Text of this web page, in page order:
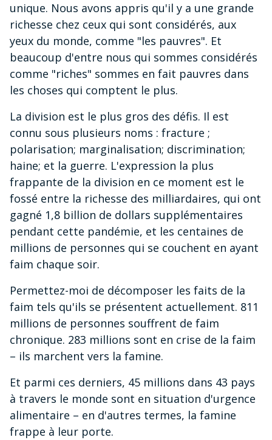
unique. Nous avons appris qu'il y a une grande
richesse chez ceux qui sont considérés, aux
yeux du monde, comme "les pauvres". Et
beaucoup d'entre nous qui sommes considérés
comme "riches" sommes en fait pauvres dans
les choses qui comptent le plus.
La division est le plus gros des défis. Il est
connu sous plusieurs noms : fracture ;
polarisation; marginalisation; discrimination;
haine; et la guerre. L'expression la plus
frappante de la division en ce moment est le
fossé entre la richesse des milliardaires, qui ont
gagné 1,8 billion de dollars supplémentaires
pendant cette pandémie, et les centaines de
millions de personnes qui se couchent en ayant
faim chaque soir.
Permettez-moi de décomposer les faits de la
faim tels qu'ils se présentent actuellement. 811
millions de personnes souffrent de faim
chronique. 283 millions sont en crise de la faim
– ils marchent vers la famine.
Et parmi ces derniers, 45 millions dans 43 pays
à travers le monde sont en situation d'urgence
alimentaire – en d'autres termes, la famine
frappe à leur porte.